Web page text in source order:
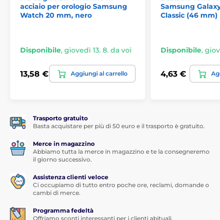
contempo una trasparenza assoluta. Non devi temere
colori spenti o immagini sfocate.
del display, ma anche ogni suo bordo.
Questo vetro
ibrido è stato progettato per adattarsi perfettamente a
tutte le curve dello smartwatch. Puoi essere sicuro che
il vetro aderirà precisamente al display.
piatta del display. Tale taglio garantisce la piena
compatibilità del vetro con altri accessori. Il vetro
abbinarsi meglio al colore del display.
Montaggio rapido e senza problemi del vetro
L'installazione del vetro richiede solo pochi minuti.
Prima pulisci accuratamente il display dell'orologio e
asciutta. Rimuovi parte della pellicola che protegge
acciaio per orologio Samsung
Watch 20 mm, nero
Disponibile, giovedì 13. 8. da voi
13,58 € Aggiungi al carrello
Samsung
Classic (46 mm)
Disponibile,
4,63 €
Trasporto gratuito
Basta acquistare per più di 50 euro e il trasporto è gratuito.
Merce in magazzino
Abbiamo tutta la merce in magazzino e te la consegneremo
il giorno successivo.
Assistenza clienti veloce
Ci occupiamo di tutto entro poche ore, reclami, domande o
cambi di merce.
Programma fedeltà
Offriamo sconti interessanti per i clienti abituali.